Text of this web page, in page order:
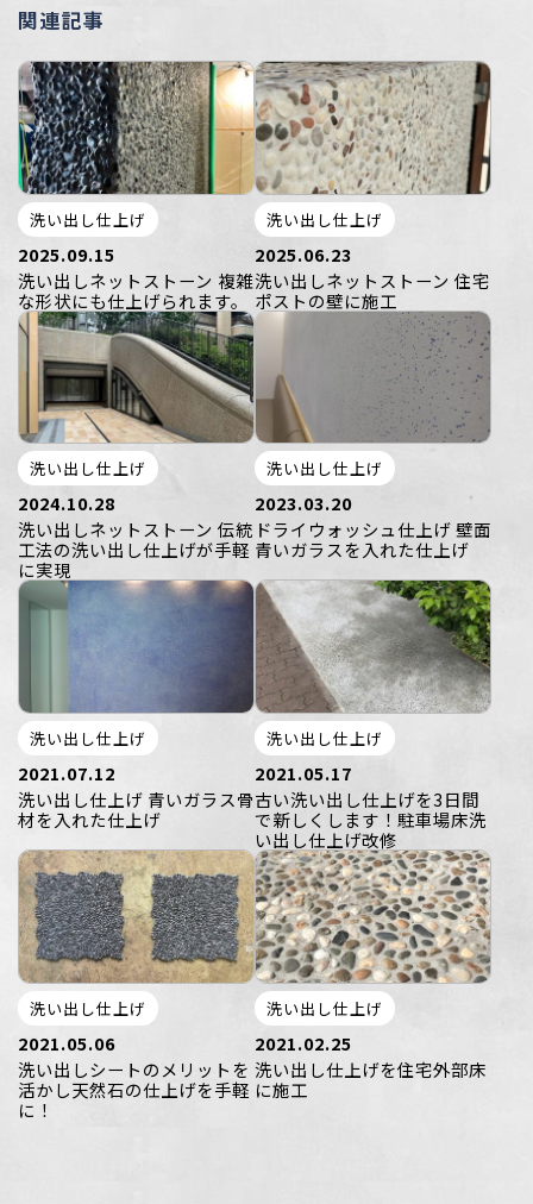
関連記事
洗い出し仕上げ
2025.09.15
洗い出しネットストーン 複雑
な形状にも仕上げられます。
洗い出し仕上げ
2025.06.23
洗い出しネットストーン 住宅
ポストの壁に施工
洗い出し仕上げ
2024.10.28
洗い出しネットストーン 伝統
工法の洗い出し仕上げが手軽
に実現
洗い出し仕上げ
2023.03.20
ドライウォッシュ仕上げ 壁面
青いガラスを入れた仕上げ
洗い出し仕上げ
2021.07.12
洗い出し仕上げ 青いガラス骨
材を入れた仕上げ
洗い出し仕上げ
2021.05.17
古い洗い出し仕上げを3日間
で新しくします！駐車場床洗
い出し仕上げ改修
洗い出し仕上げ
2021.05.06
洗い出しシートのメリットを
活かし天然石の仕上げを手軽
に！
洗い出し仕上げ
2021.02.25
洗い出し仕上げを住宅外部床
に施工